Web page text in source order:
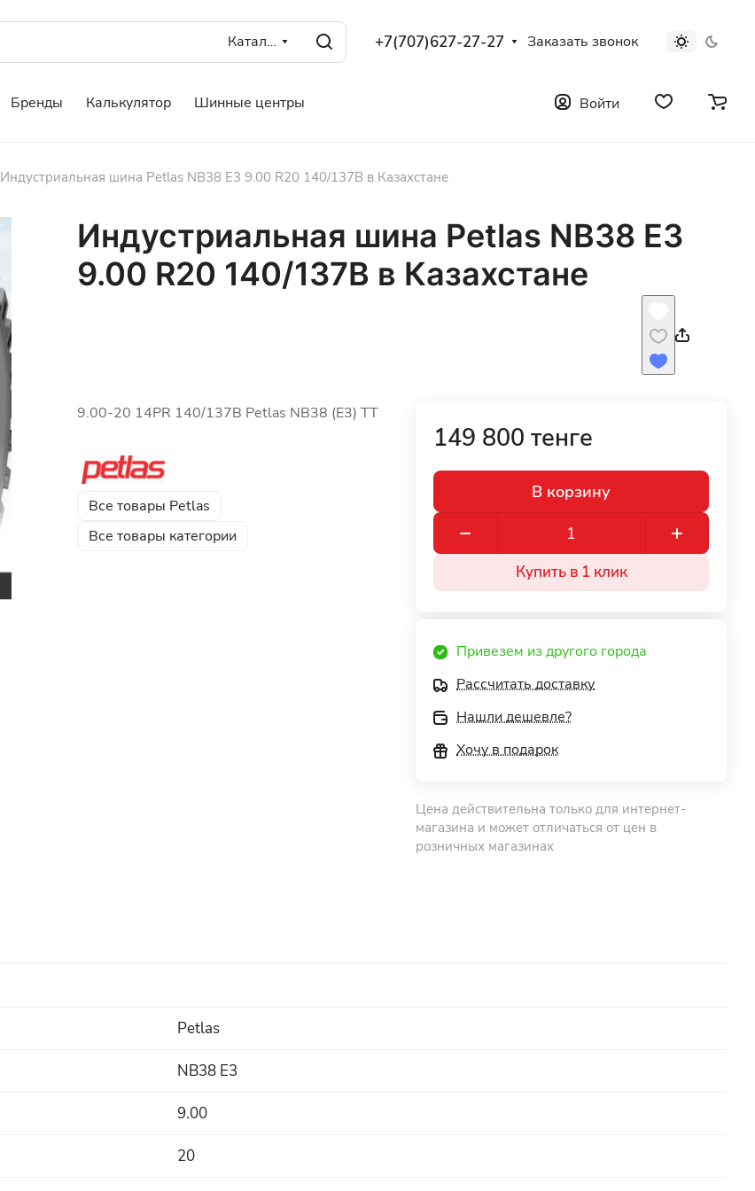
Каталог +7(707)627-27-27 Заказать звонок
Бренды Калькулятор Шинные центры Войти
Индустриальная шина Petlas NB38 E3 9.00 R20 140/137B в Казахстане
Индустриальная шина Petlas NB38 E3
9.00 R20 140/137B в Казахстане
9.00-20 14PR 140/137B Petlas NB38 (E3) TT
Все товары Petlas
Все товары категории
149 800 тенге
В корзину
Купить в 1 клик
Привезем из другого города
Рассчитать доставку
Нашли дешевле?
Хочу в подарок
Цена действительна только для интернет-
магазина и может отличаться от цен в
розничных магазинах
Petlas
NB38 E3
9.00
20